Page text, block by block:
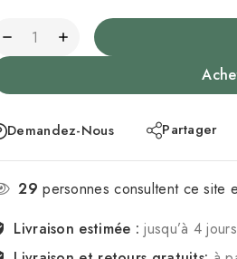
Demandez-Nous Partager
29 personnes consultent ce site
Livraison estimée :jusqu’à 4